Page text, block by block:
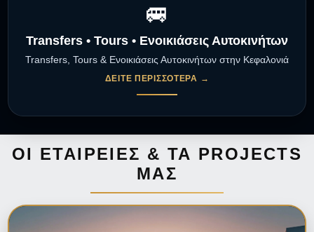
🚐
Transfers • Tours • Ενοικιάσεις Αυτοκινήτων
Transfers, Tours & Ενοικιάσεις Αυτοκινήτων στην Κεφαλονιά
ΔΕΊΤΕ ΠΕΡΙΣΣΌΤΕΡΑ →
ΟΙ ΕΤΑΙΡΕΊΕΣ & ΤΑ PROJECTS
ΜΑΣ